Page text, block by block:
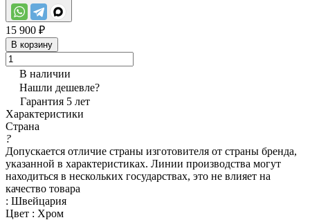
15 900 ₽
В корзину
В наличии
Нашли дешевле?
Гарантия 5 лет
Характеристики
Страна
?
Допускается отличие страны изготовителя от страны бренда,
указанной в характеристиках. Линии производства могут
находиться в нескольких государствах, это не влияет на
качество товара
: Швейцария
Цвет : Хром